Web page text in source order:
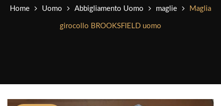
Home Uomo Abbigliamento Uomo maglie Maglia
girocollo BROOKSFIELD uomo